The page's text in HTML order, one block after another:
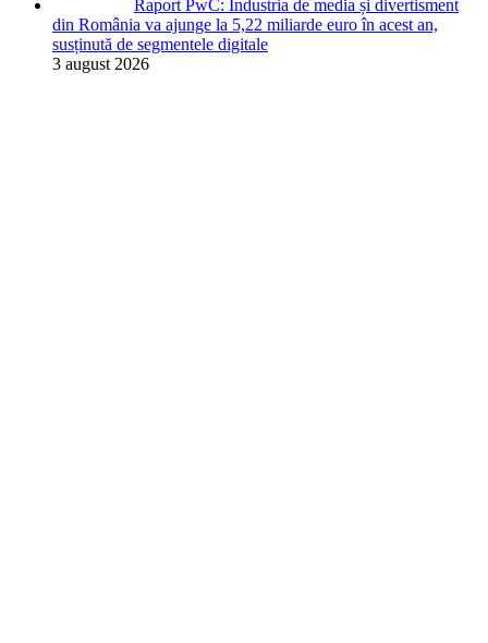
Raport PwC: Industria de media și divertisment
din România va ajunge la 5,22 miliarde euro în acest an,
susținută de segmentele digitale
3 august 2026